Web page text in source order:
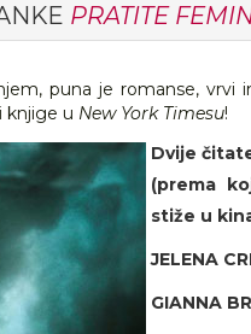
PRATITE
puna je romanse,
knjige u New York Timesu!
Dvije
(prema
stiže u
JELENA
GIANNA